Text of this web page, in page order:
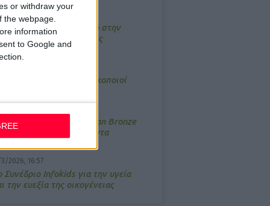
or withdraw your
webpage.
information
to Google and
2026, 17:25
Αποτελεσματικό στην
από τις εμβοές
θρανία ξανά οι φαρμακοποιοί
Η συλλογή Aegean Bronze
δύο νέα προϊόντα
3/2026, 16:57
Συνέδριο Infokids για την υγεία
την ευεξία της οικογένειας